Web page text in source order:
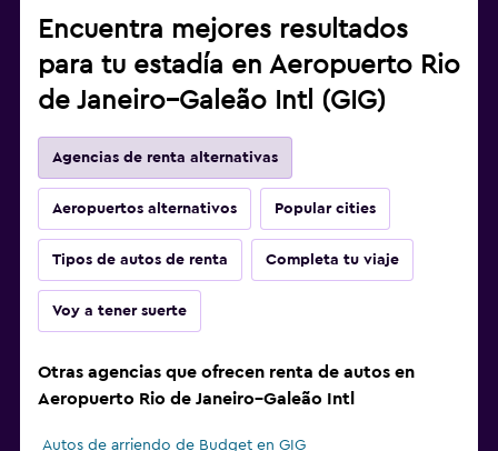
Encuentra mejores resultados
para tu estadía en Aeropuerto Rio
de Janeiro–Galeão Intl (GIG)
Agencias de renta alternativas
Aeropuertos alternativos Popular cities
Tipos de autos de renta Completa tu viaje
Voy a tener suerte
Otras agencias que ofrecen renta de autos en
Aeropuerto Rio de Janeiro–Galeão Intl
Autos de arriendo de Budget en GIG